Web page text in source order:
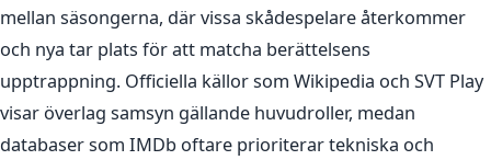
mellan säsongerna, där vissa skådespelare återkommer
och nya tar plats för att matcha berättelsens
upptrappning. Officiella källor som Wikipedia och SVT Play
visar överlag samsyn gällande huvudroller, medan
databaser som IMDb oftare prioriterar tekniska och